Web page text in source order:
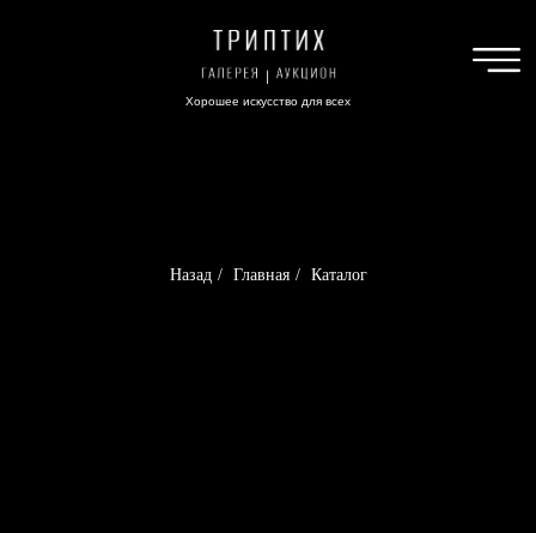
Хорошее искусство для всех
Назад / Главная / Каталог